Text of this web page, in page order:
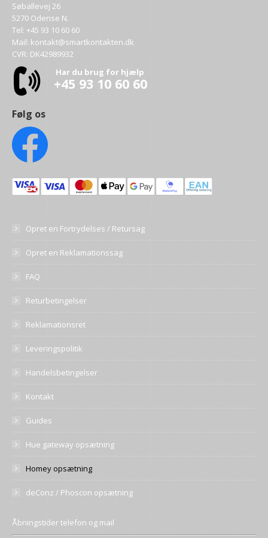
Søballevej 26
5270 Odense N.
Tel: +45 93 10 60 60
Mail: kontakt@smartkontakten.dk
CVR: DK42989932
Har du brug for hjælp
+45 93 10 60 60
Følg os
Opret en Fortrydelses / Retursag
Opret en Reklamationssag
FAQ
Returbetingelser
Reklamationsret
Leveringspolitik
Handelsbetingelser
Kontakt
Guides
Hue gateway opsætning
Homey opsætning
deConz / Phoscon opsætning
Åbningstider telefon og mail